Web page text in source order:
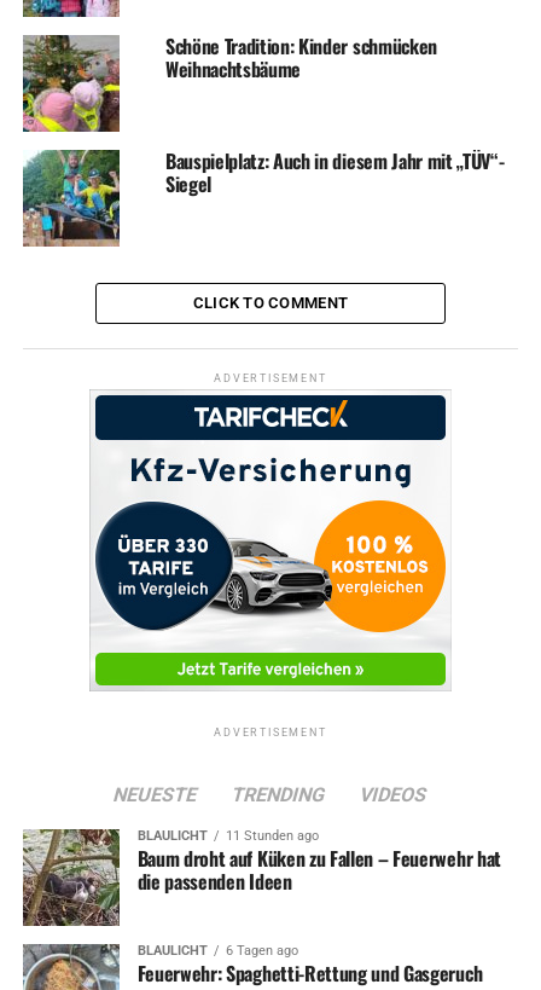
Schöne Tradition: Kinder schmücken
Weihnachtsbäume
Bauspielplatz: Auch in diesem Jahr mit „TÜV“-
Siegel
CLICK TO COMMENT
ADVERTISEMENT
ADVERTISEMENT
NEUESTE TRENDING VIDEOS
BLAULICHT 11 Stunden ago
Baum droht auf Küken zu Fallen – Feuerwehr hat
die passenden Ideen
BLAULICHT 6 Tagen ago
Feuerwehr: Spaghetti-Rettung und Gasgeruch